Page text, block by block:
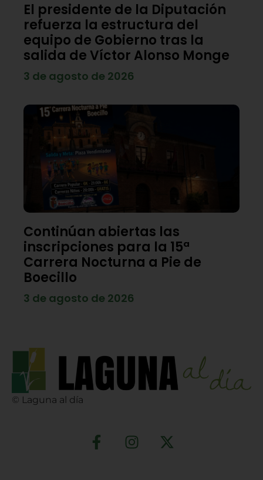
El presidente de la Diputación
refuerza la estructura del
equipo de Gobierno tras la
salida de Víctor Alonso Monge
3 de agosto de 2026
Continúan abiertas las
inscripciones para la 15ª
Carrera Nocturna a Pie de
Boecillo
3 de agosto de 2026
© Laguna al día